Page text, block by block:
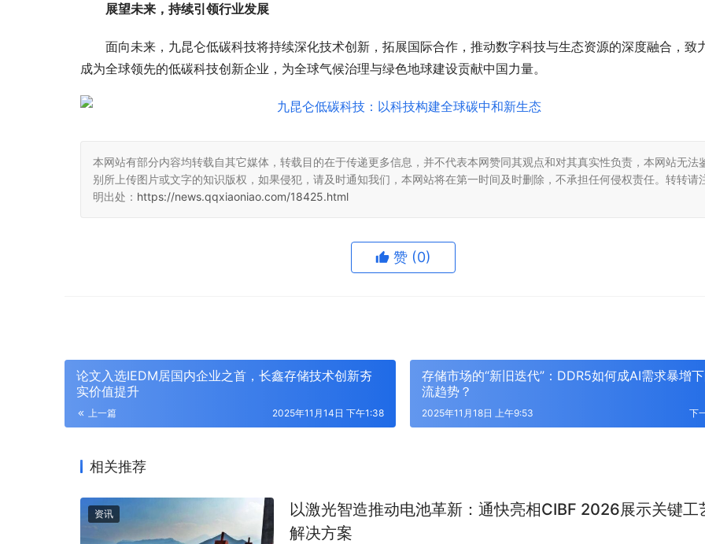
展望未来，持续引领行业发展
面向未来，九昆仑低碳科技将持续深化技术创新，拓展国际合作，推动数字科技与生态资源的深度融合，致
成为全球领先的低碳科技创新企业，为全球气候治理与绿色地球建设贡献中国力量。
本网站有部分内容均转载自其它媒体，转载目的在于传递更多信息，并不代表本网赞同其观点和对其真实性负责，本网站无法
别所上传图片或文字的知识版权，如果侵犯，请及时通知我们，本网站将在第一时间及时删除，不承担任何侵权责任。转转请
明出处： https://news.qqxiaoniao.com/18425.html
赞 (0)
论文入选IEDM居国内企业之首，长鑫存储技术创新夯
实价值提升
上一篇 2025年11月14日 下午1:38
存储市场的“新旧迭代”：DDR5如何成AI需求暴增
流趋势？
下
2025年11月18日 上午9:53
相关推荐
资讯
以激光智造推动电池革新：通快亮相CIBF 2026展示关键工
解决方案